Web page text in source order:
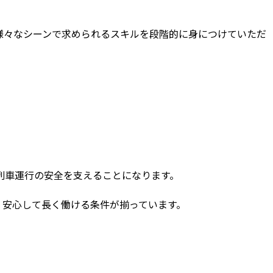
なシーンで求められるスキルを段階的に身につけていただ
運行の安全を支えることになります。
心して長く働ける条件が揃っています。